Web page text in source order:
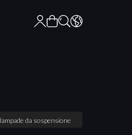
lampade da sospensione